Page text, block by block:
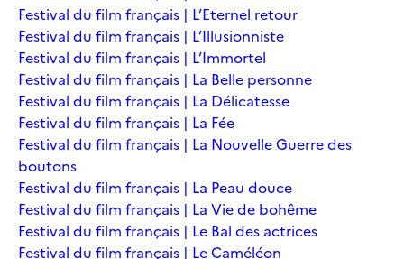
Festival du film français | L’Eternel retour
Festival du film français | L’Illusionniste
Festival du film français | L’Immortel
Festival du film français | La Belle personne
Festival du film français | La Délicatesse
Festival du film français | La Fée
Festival du film français | La Nouvelle Guerre des
boutons
Festival du film français | La Peau douce
Festival du film français | La Vie de bohême
Festival du film français | Le Bal des actrices
Festival du film français | Le Caméléon